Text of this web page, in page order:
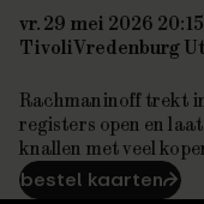
vr. 29 mei 2026 20:15
TivoliVredenburg
Rachmaninoff trekt
registers open en
knallen met veel
bestel kaarten⮫